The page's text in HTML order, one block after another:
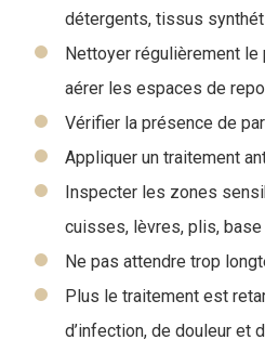
détergents, tissus
Nettoyer régulièrement le
aérer les espaces de
Vérifier la présence de
Appliquer un traitement
Inspecter les zones
cuisses, lèvres, plis,
Ne pas attendre trop
Plus le traitement est
d’infection, de douleur et